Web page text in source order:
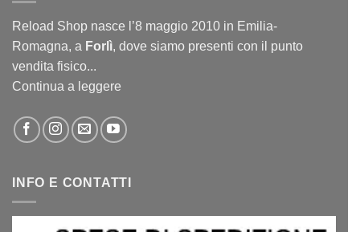
Reload Shop nasce l’8 maggio 2010 in Emilia-
Romagna, a Forlì, dove siamo presenti con il punto
vendita fisico...
Continua a leggere
INFO E CONTATTI